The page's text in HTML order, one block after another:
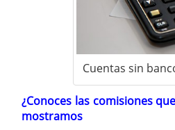
Cuentas sin
¿Conoces las comisiones
mostramos